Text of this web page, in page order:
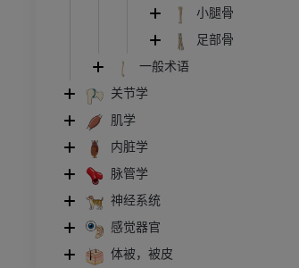
小腿骨
足部骨
一般术语
关节学
肌学
内脏学
脉管学
神经系统
感觉器官
体被，被皮
牛：一般解剖学